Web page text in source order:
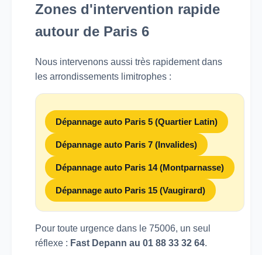
Zones d'intervention rapide
autour de Paris 6
Nous intervenons aussi très rapidement dans
les arrondissements limitrophes :
Dépannage auto Paris 5 (Quartier Latin)
Dépannage auto Paris 7 (Invalides)
Dépannage auto Paris 14 (Montparnasse)
Dépannage auto Paris 15 (Vaugirard)
Pour toute urgence dans le 75006, un seul
réflexe : Fast Depann au 01 88 33 32 64.